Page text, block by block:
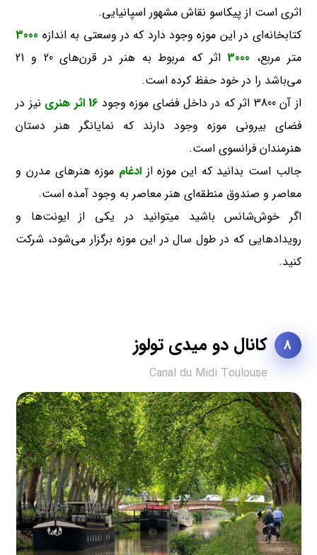
اثری است از پیکاسو نقاش مشهور اسپانیایی.
کتابخانه‌ای در این موزه وجود دارد که در وسعتی به اندازه 3000
متر مربع، 3000
اثر که مربوط به هنر در قرن‌های 20 و 21
می‌باشد را در خود حفظ کرده است.
از آن 3800 اثر که در داخل فضای موزه وجود
16 اثر هنری
نیز در
فضای بیرونی موزه وجود دارند که نمایانگر هنر دستان
هنرمندان فرانسوی است.
جالب است بدانید که این موزه از ادغام موزه هنرهای مدرن و
معاصر و صندوق منطقه‌ای هنر معاصر به وجود آمده است.
اگر خوش‌شانس باشید میتوانید در یکی از ایونت‌ها و
رویدادهایی که در طول سال در این موزه برگزار می‌شود، شرکت
کنید.
8 کانال دو میدی تولوز
Canal du Midi Toulouse